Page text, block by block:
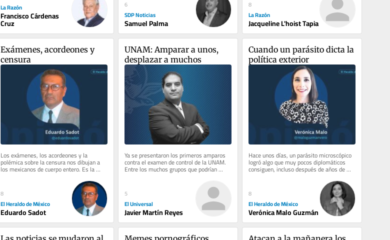
La Razón
Francisco Cárdenas
Cruz
6
SDP Noticias
Samuel Palma
8
La Razón
Jacqueline L'hoist Tapia
Exámenes, acordeones y
censura
Los exámenes, los acordeones y la
polémica sobre la censura nos dibujan a
los mexicanos de cuerpo entero. Es la
imagen que proyectamos en el...
8
El Heraldo de México
Eduardo Sadot
UNAM: Amparar a unos,
desplazar a muchos
Ya se presentaron los primeros amparos
contra el examen de control de la UNAM.
Entre los muchos grupos que podrían
promoverlos, hay uno cuyo...
5
El Universal
Javier Martín Reyes
Cuando un parásito dicta la
política exterior
Hace unos días, un parásito microscópico
logró algo que muy pocos diplomáticos
consiguen, incluso después de años de
carrera, incontables...
8
El Heraldo de México
Verónica Malo Guzmán